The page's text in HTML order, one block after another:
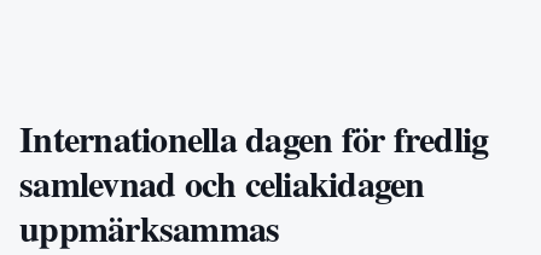
Internationella dagen för fredlig
samlevnad och celiakidagen
uppmärksammas